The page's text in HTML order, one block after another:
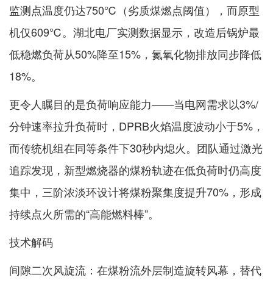
监测点温度仍达750℃（劣质煤燃点阈值），而原型
机仅609℃。湖北电厂实测数据显示，改造后锅炉最
低稳燃负荷从50%降至15%，氮氧化物排放同步降低
18%。
更令人瞩目的是负荷响应能力——当电网需求以3%/
分钟速率拉升负荷时，DPRB火焰温度波动小于5%，
而传统机组在同等条件下30秒内熄火。团队通过激光
追踪发现，新型燃烧器的煤粉轨迹在低负荷时仍高度
集中，三阶浓淡环设计将煤粉聚集度提升70%，形成
持续点火所需的“高能燃料棒”。
技术解码
间隙二次风旋流：在煤粉流外层制造旋转风幕，替代